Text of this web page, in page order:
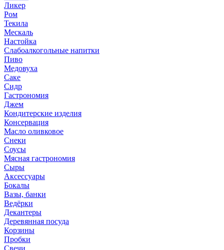
Ликер
Ром
Текила
Мескаль
Настойка
Слабоалкогольные напитки
Пиво
Медовуха
Саке
Сидр
Гастрономия
Джем
Кондитерские изделия
Консервация
Масло оливковое
Снеки
Соусы
Мясная гастрономия
Сыры
Аксессуары
Бокалы
Вазы, банки
Ведёрки
Декантеры
Деревянная посуда
Корзины
Пробки
Свечи